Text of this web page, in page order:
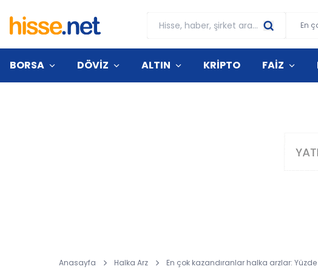
En
BORSA DÖVİZ ALTIN KRİPTO FAİZ
Anasayfa Halka Arz En çok kazandıranlar halka arzlar: Yüzde